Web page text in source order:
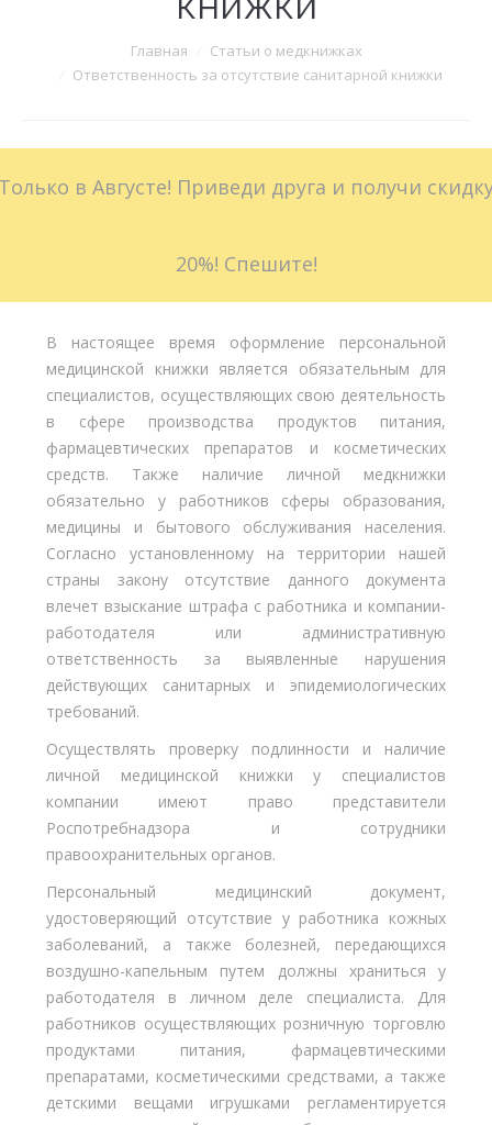
Больничные листы
Акции
Главная
Статьи о медкнижках
Ответственность за отсутствие санитарной книжки
в Августе! Приведи друга и получи
20%! Спешите!
В настоящее время оформление персональной
медицинской книжки является обязательным для
специалистов, осуществляющих свою деятельность
в сфере производства продуктов питания,
фармацевтических препаратов и косметических
средств. Также наличие личной медкнижки
обязательно у работников сферы образования,
медицины и бытового обслуживания населения.
Согласно установленному на территории нашей
страны закону отсутствие данного документа
влечет взыскание штрафа с работника и компании-
работодателя или административную
ответственность за выявленные нарушения
действующих санитарных и эпидемиологических
требований.
Осуществлять проверку подлинности и наличие
личной медицинской книжки у специалистов
компании имеют право представители
Роспотребнадзора и сотрудники
правоохранительных органов.
Персональный медицинский документ,
удостоверяющий отсутствие у работника кожных
заболеваний, а также болезней, передающихся
воздушно-капельным путем должны храниться у
работодателя в личном деле специалиста. Для
работников осуществляющих розничную торговлю
продуктами питания, фармацевтическими
препаратами, косметическими средствами, а также
детскими вещами игрушками регламентируется